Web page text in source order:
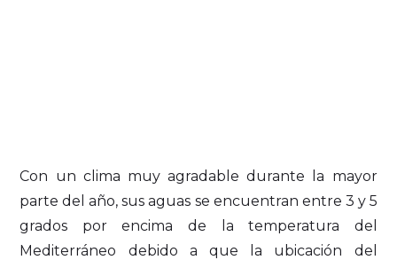
Con un clima muy agradable durante la mayor
parte del año, sus aguas se encuentran entre 3 y 5
grados por encima de la temperatura del
Mediterráneo debido a que la ubicación del